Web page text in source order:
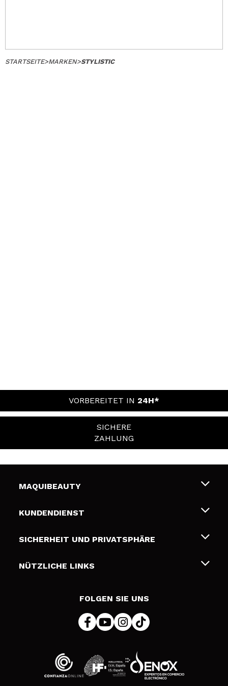
STARTSEITE>MARKEN>STYLISTIC
VORBEREITET IN 24H*
SICHERE
ZAHLUNG
MAQUIBEAUTY
Über uns
Geschenkkarten
KUNDENDIENST
Liefer- und Versandkosten
Zahlung
SICHERHEIT UND PRIVATSPHÄRE
Bedingungen und Datenschutz
NÜTZLICHE LINKS
FOLGEN SIE UNS